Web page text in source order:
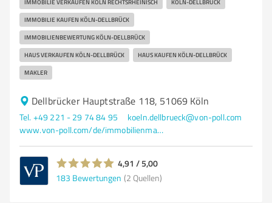
IMMOBILIE VERKAUFEN KÖLN RECHTSRHEINISCH KÖLN-DELLBRÜCK
IMMOBILIE KAUFEN KÖLN-DELLBRÜCK
IMMOBILIENBEWERTUNG KÖLN-DELLBRÜCK
HAUS VERKAUFEN KÖLN-DELLBRÜCK HAUS KAUFEN KÖLN-DELLBRÜCK
MAKLER
Dellbrücker Hauptstraße 118, 51069 Köln
Tel. +49 221 - 29 74 84 95
koeln.dellbrueck@von-poll.com
www.von-poll.com/de/immobilienmakler/koeln-dellbrueck
4,91 / 5,00
183 Bewertungen (2 Quellen)